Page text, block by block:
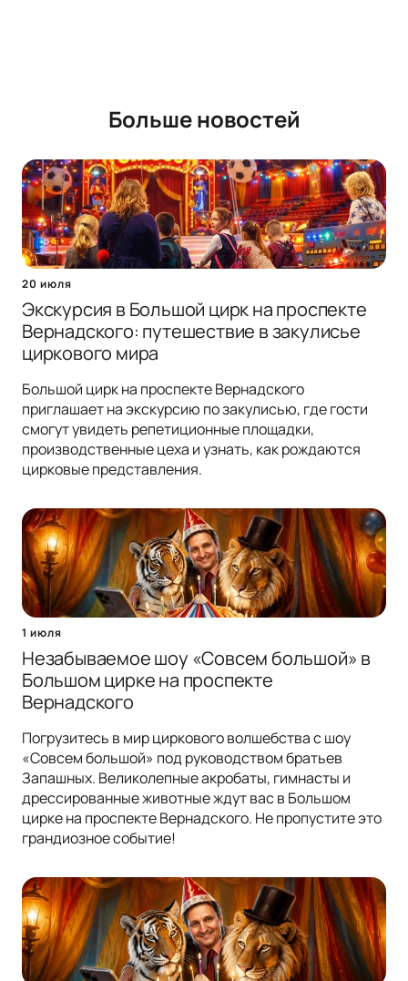
Больше новостей
20 июля
Экскурсия в Большой цирк на проспекте
Вернадского: путешествие в закулисье
циркового мира
Большой цирк на проспекте Вернадского
приглашает на экскурсию по закулисью, где гости
смогут увидеть репетиционные площадки,
производственные цеха и узнать, как рождаются
цирковые представления.
1 июля
Незабываемое шоу «Совсем большой» в
Большом цирке на проспекте
Вернадского
Погрузитесь в мир циркового волшебства с шоу
«Совсем большой» под руководством братьев
Запашных. Великолепные акробаты, гимнасты и
дрессированные животные ждут вас в Большом
цирке на проспекте Вернадского. Не пропустите это
грандиозное событие!